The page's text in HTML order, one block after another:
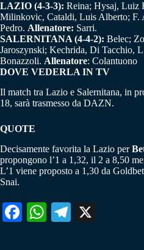
LAZIO (4-3-3): Reina; Hysaj, Luiz
Milinkovic, Cataldi, Luis Alberto; F.
Pedro. Allenatore: Sarri.
SALERNITANA (4-4-2): Belec;
Jaroszynski; Kechrida, Di Tacchio,
Bonazzoli. Allenatore: Colantuono
DOVE VEDERLA IN TV
Il match tra Lazio e Salernitana, in
18, sarà trasmesso da DAZN.
QUOTE
Decisamente favorita la Lazio per
propongono l’1 a 1,32, il 2 a 8,50
L’1 viene proposto a 1,30 da
Snai.
Fa W
Te